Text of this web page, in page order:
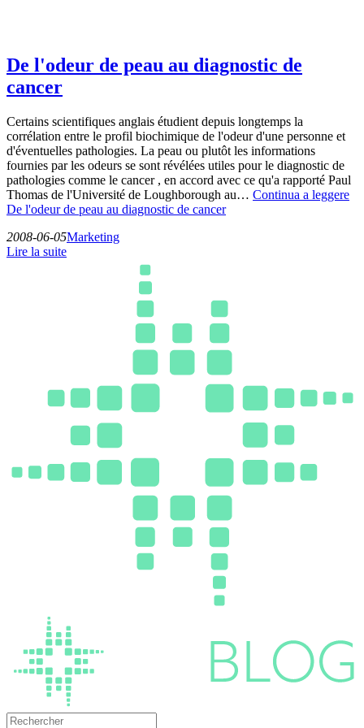
De l'odeur de peau au diagnostic de
cancer
Certains scientifiques anglais étudient depuis longtemps la
corrélation entre le profil biochimique de l'odeur d'une personne et
d'éventuelles pathologies. La peau ou plutôt les informations
fournies par les odeurs se sont révélées utiles pour le diagnostic de
pathologies comme le cancer , en accord avec ce qu'a rapporté Paul
Thomas de l'Université de Loughborough au… Continua a leggere
De l'odeur de peau au diagnostic de cancer
2008-06-05Marketing
Lire la suite